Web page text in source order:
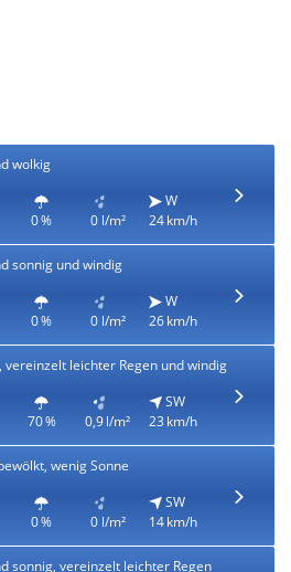
wolkig
0 % 0 l/m²
W
24 km/h
sonnig und windig
0 % 0 l/m²
W
26 km/h
vereinzelt leichter Regen und windig
70 % 0,9 l/m²
SW
23 km/h
wenig Sonne
0 % 0 l/m²
SW
14 km/h
sonnig, vereinzelt leichter Regen